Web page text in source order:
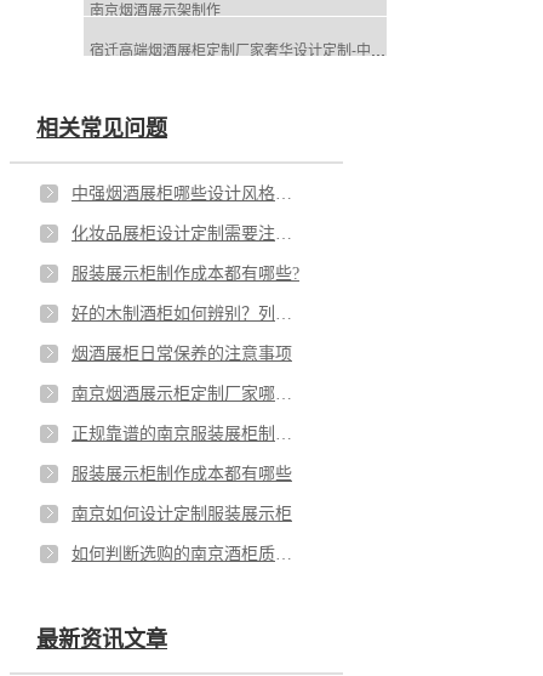
南京烟酒展示架制作
相关常见问题
服装展示柜制作成本都有哪些?
烟酒展柜日常保养的注意事项
服装展示柜制作成本都有哪些
南京如何设计定制服装展示柜
最新资讯文章